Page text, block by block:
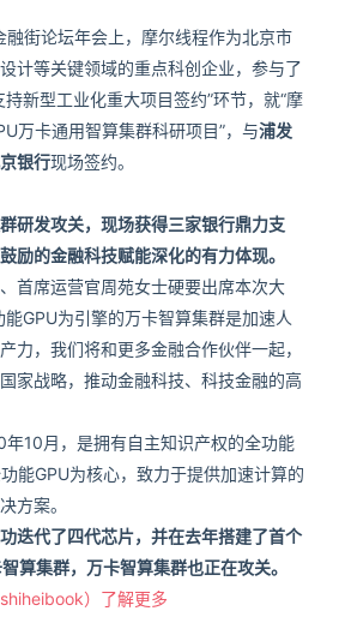
街论坛年会上，摩尔线程作为北京市
计等关键领域的重点科创企业，参与了
新型工业化重大项目签约”环节，就“摩
万卡通用智算集群科研项目”，与浦发
银行现场签约。
研发攻关，现场获得三家银行鼎力支
励的金融科技赋能深化的有力体现。
首席运营官周苑女士硬要出席本次大
GPU为引擎的万卡智算集群是加速人
力，我们将和更多金融合作伙伴一起，
家战略，推动金融科技、科技金融的高
10月，是拥有自主知识产权的全功能
能GPU为核心，致力于提供加速计算的
方案。
迭代了四代芯片，并在去年搭建了首个
算集群，万卡智算集群也正在攻关。
）了解更多